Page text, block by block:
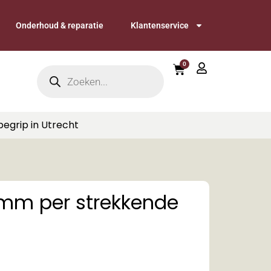
Onderhoud & reparatie Klantenservice
0
in Utrecht
per strekkende